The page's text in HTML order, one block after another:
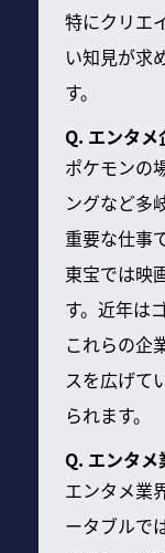
特にクリエ
い知見が求
す。
Q. エンタメ
ポケモンの
ングなど多
重要な仕事
東宝では映
す。近年は
これらの企
スを広げて
られます。
Q. エンタメ
エンタメ業
ータブルで